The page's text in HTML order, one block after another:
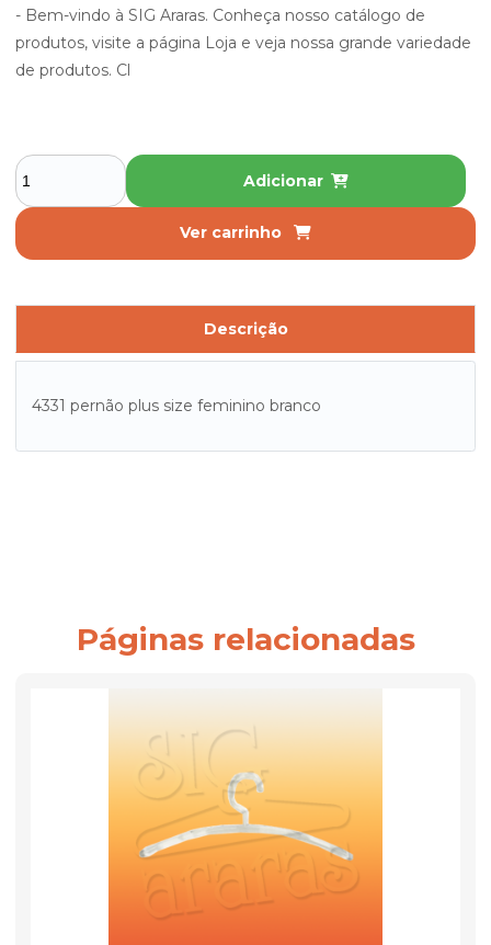
- Bem-vindo à SIG Araras. Conheça nosso catálogo de
produtos, visite a página Loja e veja nossa grande variedade
de produtos. Cl
Adicionar
Ver carrinho
Descrição
4331 pernão plus size feminino branco
Páginas relacionadas